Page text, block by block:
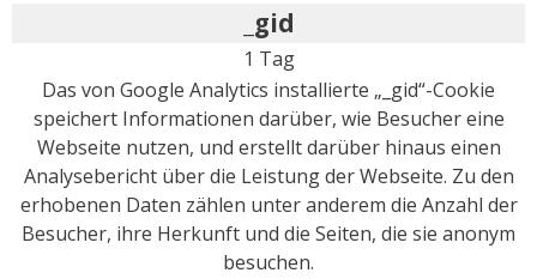
_gid
1 Tag
Das von Google Analytics installierte „_gid“-Cookie
speichert Informationen darüber, wie Besucher eine
Webseite nutzen, und erstellt darüber hinaus einen
Analysebericht über die Leistung der Webseite. Zu den
erhobenen Daten zählen unter anderem die Anzahl der
Besucher, ihre Herkunft und die Seiten, die sie anonym
besuchen.